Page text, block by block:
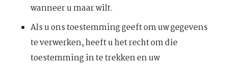
wanneer u maar wilt.
Als u ons toestemming geeft om uw gegevens
te verwerken, heeft u het recht om die
toestemming in te trekken en uw